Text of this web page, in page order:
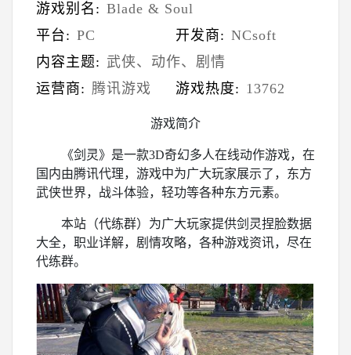
游戏别名: Blade & Soul
平台: PC 开发商: NCsoft
内容主题: 武侠、动作、剧情
运营商: 腾讯游戏 游戏热度: 13762
游戏简介
《剑灵》是一款3D奇幻多人在线动作游戏，在
国内由腾讯代理，游戏中为广大玩家展示了，东方
武侠世界，战斗体验，轻功等各种东方元素。
本站（代练群）为广大玩家提供剑灵捏脸数据
大全，职业详解，剧情攻略，各种游戏资讯，尽在
代练群。